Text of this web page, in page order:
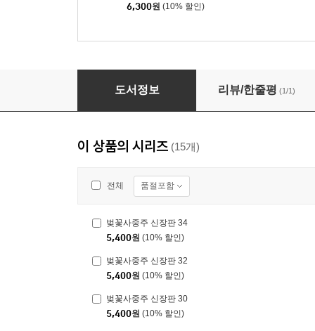
6,300원 (10% 할인)
벚꽃사중주 신장판 34
도서정보 리뷰/한줄평 (1/1)
이 상품의 시리즈 (15개)
전체 품절포함
벚꽃사중주 신장판 34
5,400원 (10% 할인)
벚꽃사중주 신장판 32
5,400원 (10% 할인)
벚꽃사중주 신장판 30
5,400원 (10% 할인)